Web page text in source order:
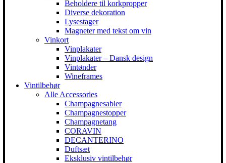
Beholdere til korkpropper
Diverse dekoration
Lysestager
Magneter med tekst om vin
Vinkort
Vinplakater
Vinplakater – Dansk design
Vintønder
Wineframes
Vintilbehør
Alle Accessories
Champagnesabler
Champagnestopper
Champagnetang
CORAVIN
DECANTERINO
Duftsæt
Eksklusiv vintilbehør